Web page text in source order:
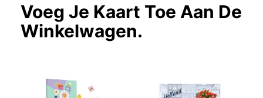
Voeg Je Kaart Toe Aan De
Winkelwagen.